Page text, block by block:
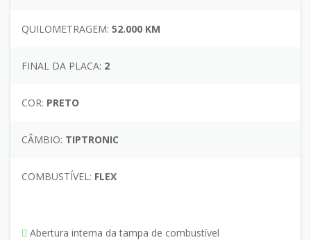
QUILOMETRAGEM: 52.000 KM
FINAL DA PLACA: 2
COR: PRETO
CÂMBIO: TIPTRONIC
COMBUSTÍVEL: FLEX
Abertura interna da tampa de combustível